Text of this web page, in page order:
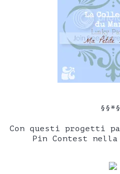
Con questi progetti
Pin Contest nella